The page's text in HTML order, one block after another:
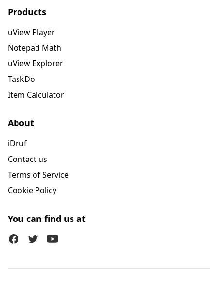
Products
uView Player
Notepad Math
uView Explorer
TaskDo
Item Calculator
About
iDruf
Contact us
Terms of Service
Cookie Policy
You can find us at
FacebookTwitter (X)Youtube